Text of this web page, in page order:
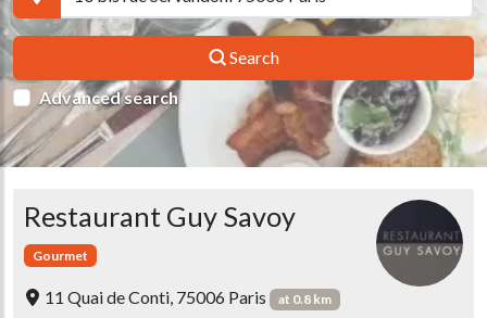
Search
Advanced search
Restaurant Guy Savoy
Gourmet
11 Quai de Conti, 75006 Paris at 0.8 km